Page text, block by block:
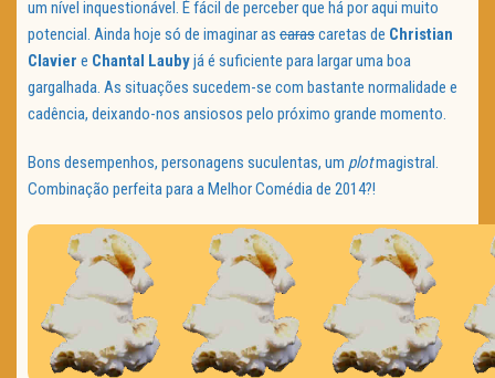
um nível inquestionável. É fácil de perceber que há por aqui muito
potencial. Ainda hoje só de imaginar as carascaretas de Christian
Clavier e Chantal Laubyjá é suficiente para largar uma boa
gargalhada. As situações sucedem-se com bastante normalidade e
cadência, deixando-nos ansiosos pelo próximo grande momento.
Bons desempenhos, personagens suculentas, um plotmagistral.
Combinação perfeita para a Melhor Comédia de 2014?!